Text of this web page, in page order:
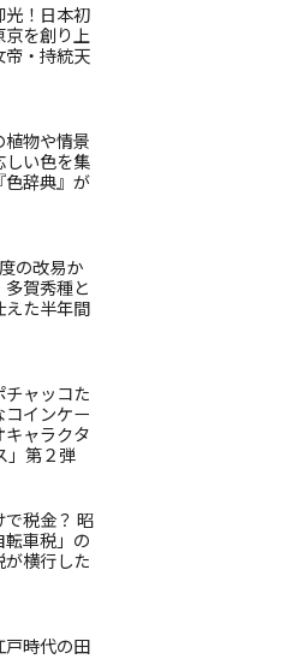
光！日本初
を創り上
帝・持統天
植物や情景
しい色を集
色辞典』が
の改易か
賀秀種と
えた半年間
ャッコた
インケー
キャラクタ
」第２弾
で税金？ 昭
車税」の
横行した
戸時代の田